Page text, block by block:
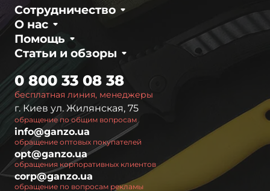
О нас
Сотрудничество
Статьи и обзоры
Помощь
бесплатная линия, менеджеры
0 800 33 08 38
г. Киев ул. Жилянская, 75
обращение по общим вопросам
info@ganzo.ua
обращение оптовых покупателей
opt@ganzo.ua
обращения корпоративных клиентов
corp@ganzo.ua
обращение по вопросам рекламы